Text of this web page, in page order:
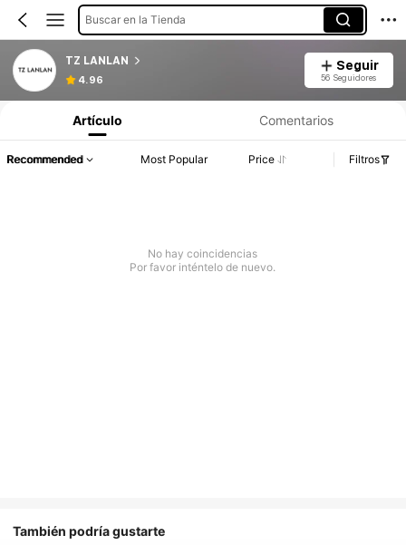
Buscar en la Tienda
TZ LANLAN
4.96
Seguir
56 Seguidores
Artículo Comentarios
Recommended Most Popular Price Filtros
No hay coincidencias
Por favor inténtelo de nuevo.
También podría gustarte